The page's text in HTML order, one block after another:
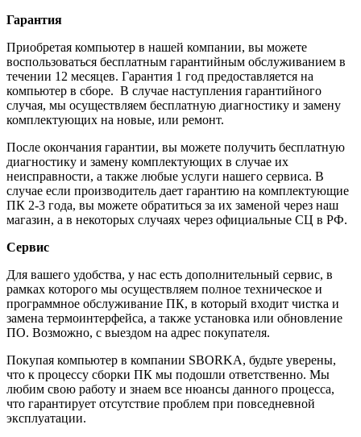
Гарантия
Приобретая компьютер в нашей компании, вы можете
воспользоваться бесплатным гарантийным обслуживанием в
течении 12 месяцев. Гарантия 1 год предоставляется на
компьютер в сборе. В случае наступления гарантийного
случая, мы осуществляем бесплатную диагностику и замену
комплектующих на новые, или ремонт.
После окончания гарантии, вы можете получить бесплатную
диагностику и замену комплектующих в случае их
неисправности, а также любые услуги нашего сервиса. В
случае если производитель дает гарантию на комплектующие
ПК 2-3 года, вы можете обратиться за их заменой через наш
магазин, а в некоторых случаях через официальные СЦ в РФ.
Сервис
Для вашего удобства, у нас есть дополнительный сервис, в
рамках которого мы осуществляем полное техническое и
программное обслуживание ПК, в который входит чистка и
замена термоинтерфейса, а также установка или обновление
ПО. Возможно, с выездом на адрес покупателя.
Покупая компьютер в компании SBORKA, будьте уверены,
что к процессу сборки ПК мы подошли ответственно. Мы
любим свою работу и знаем все нюансы данного процесса,
что гарантирует отсутствие проблем при повседневной
эксплуатации.